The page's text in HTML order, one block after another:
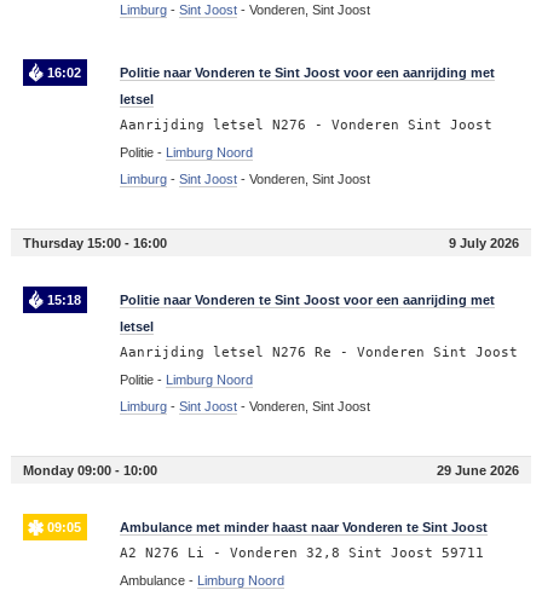
Limburg- Sint Joost- Vonderen, Sint Joost
16:02
Politie naar Vonderen te Sint Joost voor een aanrijding met
letsel
Aanrijding letsel N276 - Vonderen Sint Joost
Politie - Limburg Noord
Limburg- Sint Joost- Vonderen, Sint Joost
Thursday 15:00 - 16:00 9 July 2026
15:18
Politie naar Vonderen te Sint Joost voor een aanrijding met
letsel
Aanrijding letsel N276 Re - Vonderen Sint Joost
Politie - Limburg Noord
Limburg- Sint Joost- Vonderen, Sint Joost
Monday 09:00 - 10:00 29 June 2026
09:05 Ambulance met minder haast naar Vonderen te Sint Joost
A2 N276 Li - Vonderen 32,8 Sint Joost 59711
Ambulance - Limburg Noord